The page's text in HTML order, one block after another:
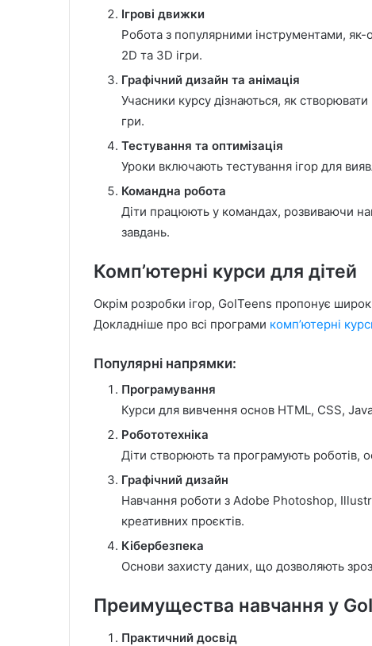
Ігрові движки
Робота з популярними інструментами,
2D та 3D ігри.
Графічний дизайн та анімація
Учасники курсу дізнаються, як створювати
гри.
Тестування та оптимізація
Уроки включають тестування ігор для
Командна робота
Діти працюють у командах, розвиваючи
завдань.
Комп’ютерні курси для дітей
Окрім розробки ігор, GoITeens пропонує
Докладніше про всі програми комп’ютерні
Популярні напрямки:
Програмування
Курси для вивчення основ HTML, CSS,
Робототехніка
Діти створюють та програмують роботів,
Графічний дизайн
Навчання роботи з Adobe Photoshop,
креативних проєктів.
Кібербезпека
Основи захисту даних, що дозволяють
Преимущества навчання у
Практичний досвід